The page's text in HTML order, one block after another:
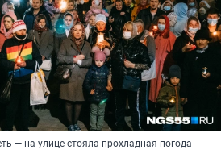
— на улице стояла прохладная погода